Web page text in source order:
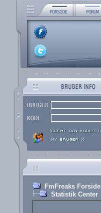
FmFreaks Forside
Statistik Center